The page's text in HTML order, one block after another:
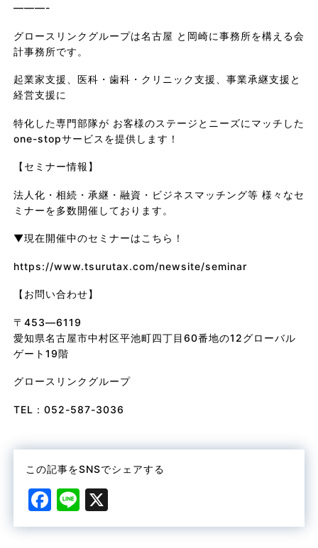
———-
グロースリンクグループは名古屋 と岡崎に事務所を構える会
計事務所です。
起業家支援、医科・歯科・クリニック支援、事業承継支援と
経営支援に
特化した専門部隊が お客様のステージとニーズにマッチした
one-stopサービスを提供します！
【セミナー情報】
法人化・相続・承継・融資・ビジネスマッチング等 様々なセ
ミナーを多数開催しております。
▼現在開催中のセミナーはこちら！
https://www.tsurutax.com/newsite/seminar
【お問い合わせ】
〒453―6119
愛知県名古屋市中村区平池町四丁目60番地の12グローバル
ゲート19階
グロースリンクグループ
TEL ： 052-587-3036
この記事をSNSでシェアする
F
a
Li
n